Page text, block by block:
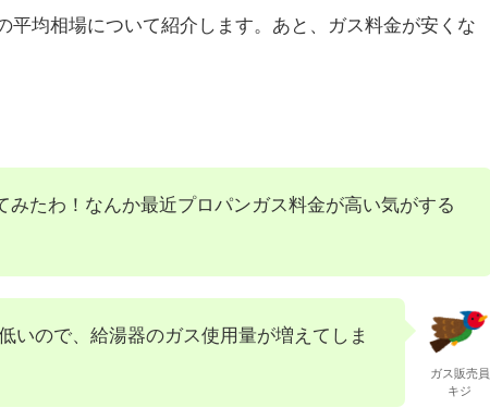
均相場について紹介します。あと、ガス料金が安くな
たわ！なんか最近プロパンガス料金が高い気がする
いので、給湯器のガス使用量が増えてしま
ガス販売員
キジ